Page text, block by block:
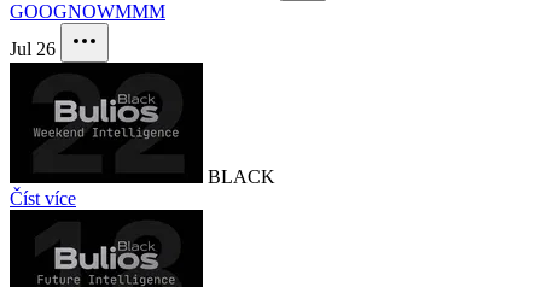
GOOGNOWMMM
Jul 26
BLACK
Číst více